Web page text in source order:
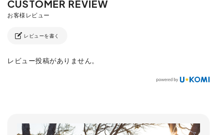
レビューを書く
レビュー投稿がありません。